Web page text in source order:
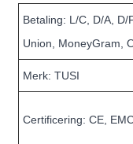
Betaling: L/C, D/A, D/
Union, MoneyGram,
Merk: TUSI
Certificering: CE,